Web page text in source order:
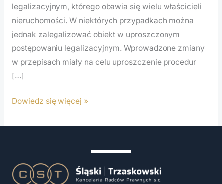
legalizacyjnym, którego obawia się wielu właścicieli
nieruchomości. W niektórych przypadkach można
jednak zalegalizować obiekt w uproszczonym
postępowaniu legalizacyjnym. Wprowadzone zmiany
w przepisach miały na celu uproszczenie procedur
[…]
Dowiedz się więcej »